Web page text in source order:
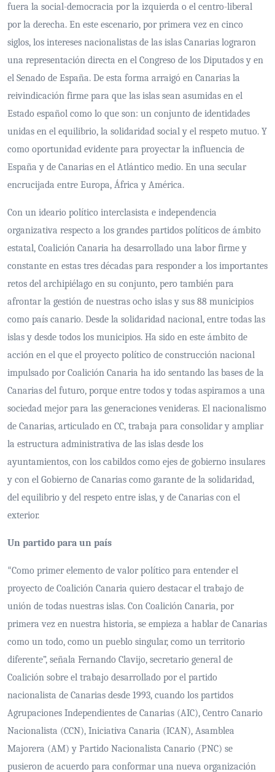
fuera la social-democracia por la izquierda o el centro-liberal
por la derecha. En este escenario, por primera vez en cinco
siglos, los intereses nacionalistas de las islas Canarias lograron
una representación directa en el Congreso de los Diputados y en
el Senado de España. De esta forma arraigó en Canarias la
reivindicación firme para que las islas sean asumidas en el
Estado español como lo que son: un conjunto de identidades
unidas en el equilibrio, la solidaridad social y el respeto mutuo. Y
como oportunidad evidente para proyectar la influencia de
España y de Canarias en el Atlántico medio. En una secular
encrucijada entre Europa, África y América.
Con un ideario político interclasista e independencia
organizativa respecto a los grandes partidos políticos de ámbito
estatal, Coalición Canaria ha desarrollado una labor firme y
constante en estas tres décadas para responder a los importantes
retos del archipiélago en su conjunto, pero también para
afrontar la gestión de nuestras ocho islas y sus 88 municipios
como país canario. Desde la solidaridad nacional, entre todas las
islas y desde todos los municipios. Ha sido en este ámbito de
acción en el que el proyecto político de construcción nacional
impulsado por Coalición Canaria ha ido sentando las bases de la
Canarias del futuro, porque entre todos y todas aspiramos a una
sociedad mejor para las generaciones venideras. El nacionalismo
de Canarias, articulado en CC, trabaja para consolidar y ampliar
la estructura administrativa de las islas desde los
ayuntamientos, con los cabildos como ejes de gobierno insulares
y con el Gobierno de Canarias como garante de la solidaridad,
del equilibrio y del respeto entre islas, y de Canarias con el
exterior.
Un partido para un país
“Como primer elemento de valor político para entender el
proyecto de Coalición Canaria quiero destacar el trabajo de
unión de todas nuestras islas. Con Coalición Canaria, por
primera vez en nuestra historia, se empieza a hablar de Canarias
como un todo, como un pueblo singular, como un territorio
diferente”, señala Fernando Clavijo, secretario general de
Coalición sobre el trabajo desarrollado por el partido
nacionalista de Canarias desde 1993, cuando los partidos
Agrupaciones Independientes de Canarias (AIC), Centro Canario
Nacionalista (CCN), Iniciativa Canaria (ICAN), Asamblea
Majorera (AM) y Partido Nacionalista Canario (PNC) se
pusieron de acuerdo para conformar una nueva organización